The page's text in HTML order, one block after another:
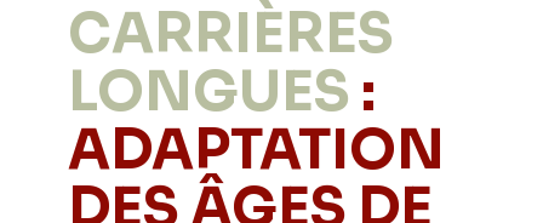
CARRIÈRES
LONGUES :
ADAPTATION
DES ÂGES DE